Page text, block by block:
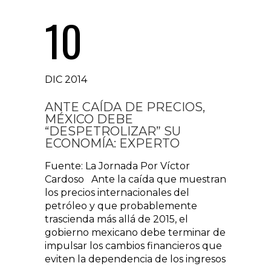
10
DIC 2014
ANTE CAÍDA DE PRECIOS,
MÉXICO DEBE
“DESPETROLIZAR” SU
ECONOMÍA: EXPERTO
Fuente: La Jornada Por Víctor
Cardoso Ante la caída que muestran
los precios internacionales del
petróleo y que probablemente
trascienda más allá de 2015, el
gobierno mexicano debe terminar de
impulsar los cambios financieros que
eviten la dependencia de los ingresos